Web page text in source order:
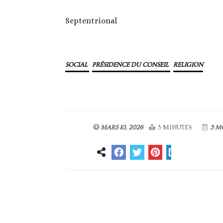
Septentrional
SOCIAL PRÉSIDENCE DU CONSEIL RELIGION
MARS 10, 2026 3 MINUTES 5